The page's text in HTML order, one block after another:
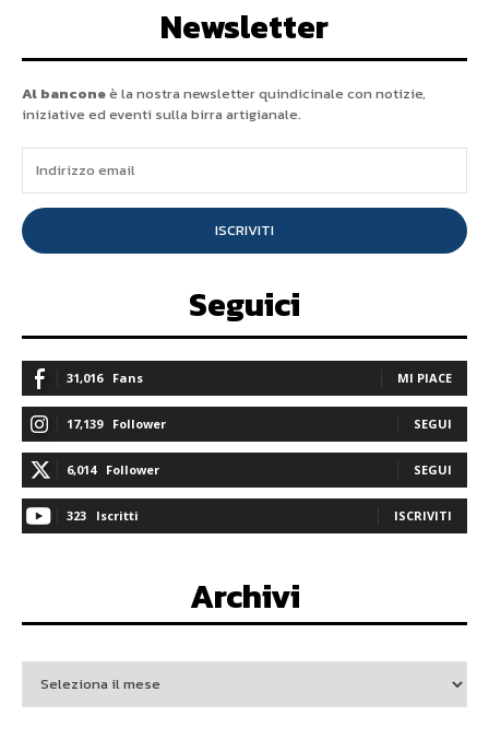
Newsletter
Al banconeè la nostra newsletter quindicinale con notizie,
iniziative ed eventi sulla birra artigianale.
ISCRIVITI
Seguici
31,016 Fans MI PIACE
17,139 Follower SEGUI
6,014 Follower SEGUI
323 Iscritti ISCRIVITI
Archivi